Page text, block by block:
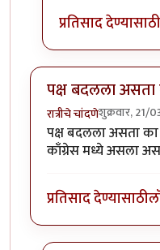
प्रतिसाद देण्यासाठी
पक्ष बदलला असता
रात्रीचे चांदणेशुक्रवार, 21/
पक्ष बदलला असता का
काँग्रेस मध्ये असला
प्रतिसाद देण्यासाठी